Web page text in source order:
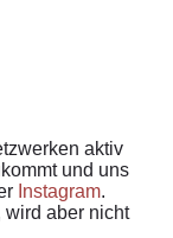
aktiv
und uns
Instagram.
wird aber nicht